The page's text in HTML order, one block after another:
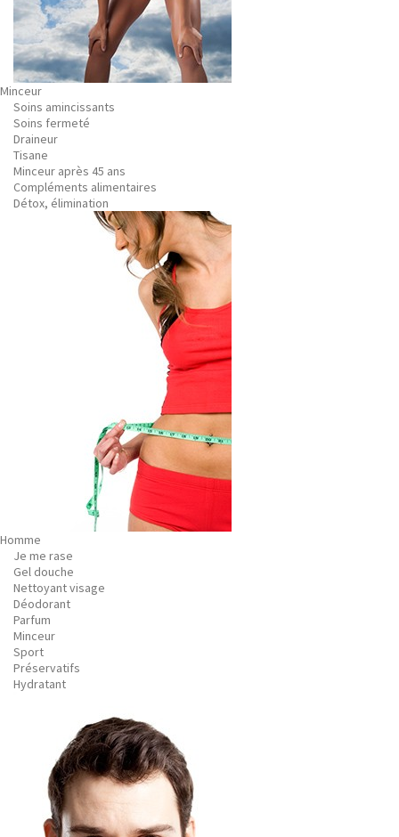
Minceur
Soins amincissants
Soins fermeté
Draineur
Tisane
Minceur après 45 ans
Compléments alimentaires
Détox, élimination
Homme
Je me rase
Gel douche
Nettoyant visage
Déodorant
Parfum
Minceur
Sport
Préservatifs
Hydratant